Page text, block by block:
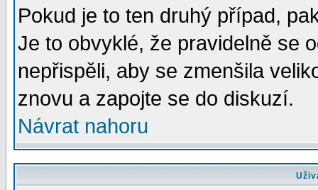
Pokud je to ten druhý případ,
Je to obvyklé, že pravidelně se
nepřispěli, aby se zmenšila
znovu a zapojte se do diskuzí.
Návrat nahoru